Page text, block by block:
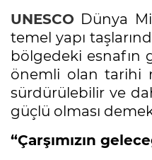
UNESCO Dünya
temel yapı
bölgedeki esnafın
önemli olan tarihi
sürdürülebilir ve
güçlü olması
“Çarşımızın